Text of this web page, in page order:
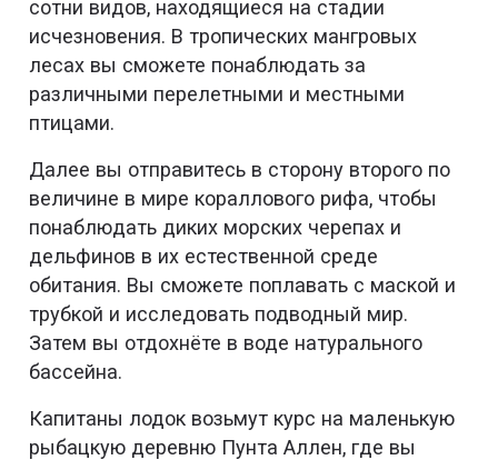
сотни видов, находящиеся на стадии
исчезновения. В тропических мангровых
лесах вы сможете понаблюдать за
различными перелетными и местными
птицами.
Далее вы отправитесь в сторону второго по
величине в мире кораллового рифа, чтобы
понаблюдать диких морских черепах и
дельфинов в их естественной среде
обитания. Вы сможете поплавать с маской и
трубкой и исследовать подводный мир.
Затем вы отдохнёте в воде натурального
бассейна.
Капитаны лодок возьмут курс на маленькую
рыбацкую деревню Пунта Аллен, где вы